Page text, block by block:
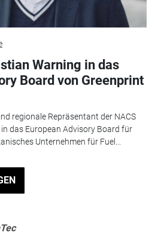
Warning in das
Board von Greenprint
regionale Repräsentant der NACS
das European Advisory Board für
Unternehmen für Fuel...